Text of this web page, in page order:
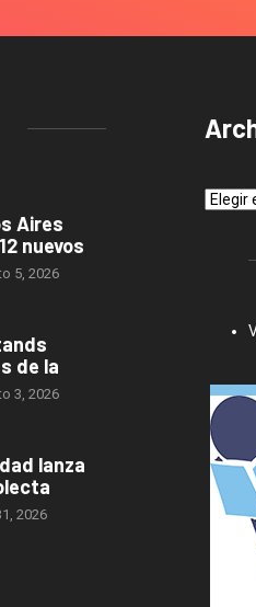
Aires
nuevos
5, 2026
de la
3, 2026
lanza
2026